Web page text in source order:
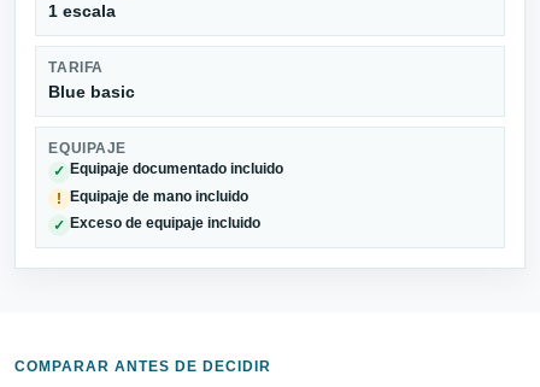
1 escala
TARIFA
Blue basic
EQUIPAJE
✓ Equipaje documentado incluido
! Equipaje de mano incluido
✓ Exceso de equipaje incluido
COMPARAR ANTES DE DECIDIR